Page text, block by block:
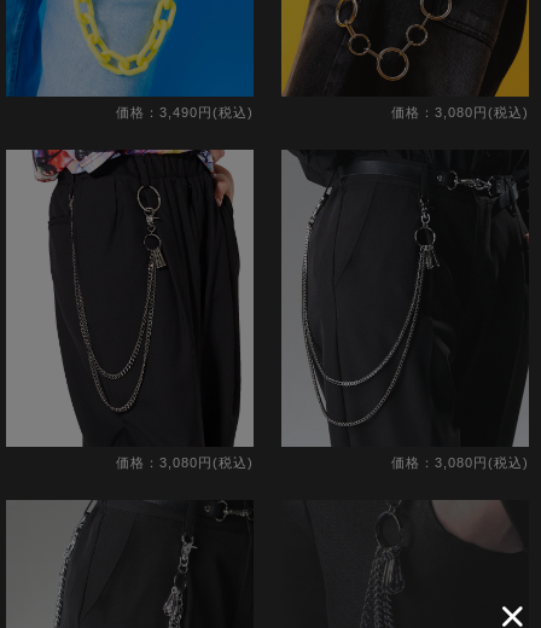
価格：3,490円(税込) 価格：3,080円(税込)
価格：3,080円(税込) 価格：3,080円(税込)